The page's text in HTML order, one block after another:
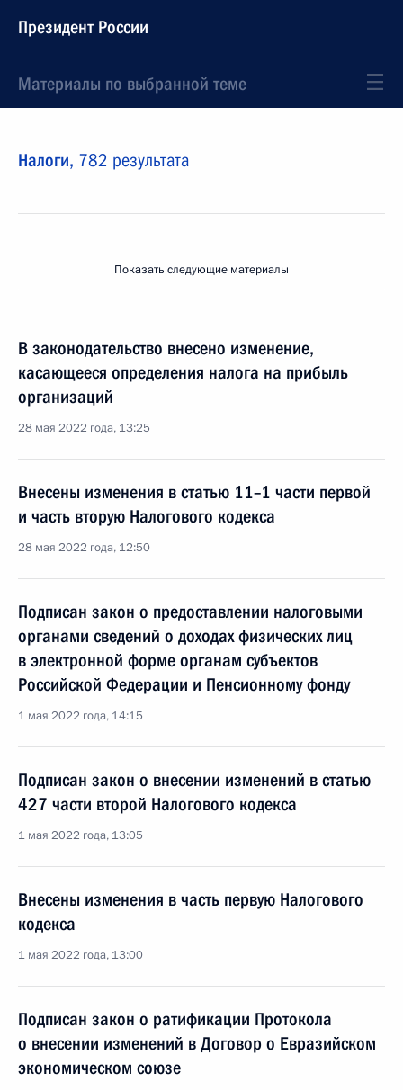
Президент России
Материалы по выбранной теме
Налоги, 782 результата
Показать следующие материалы
В законодательство внесено изменение,
касающееся определения налога на прибыль
организаций
28 мая 2022 года, 13:25
Внесены изменения в статью 11–1 части первой
и часть вторую Налогового кодекса
28 мая 2022 года, 12:50
Подписан закон о предоставлении налоговыми
органами сведений о доходах физических лиц
в электронной форме органам субъектов
Российской Федерации и Пенсионному фонду
1 мая 2022 года, 14:15
Подписан закон о внесении изменений в статью
427 части второй Налогового кодекса
1 мая 2022 года, 13:05
Внесены изменения в часть первую Налогового
кодекса
1 мая 2022 года, 13:00
Подписан закон о ратификации Протокола
о внесении изменений в Договор о Евразийском
экономическом союзе